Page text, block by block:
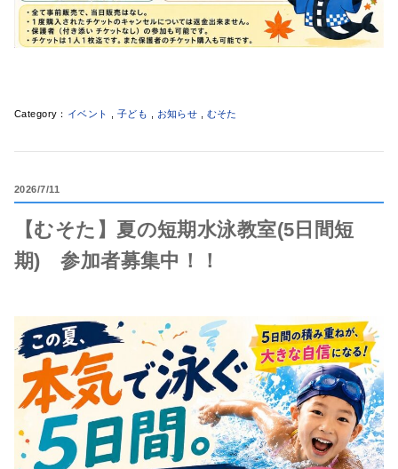
イベント 子ども お知らせ むそた
2026 7/11
【むそた】夏の短期水泳教室(5日間短
期) 参加者募集中！！